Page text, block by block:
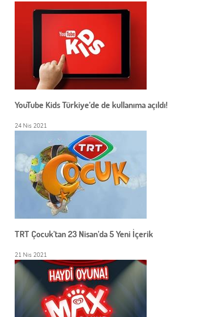
YouTube Kids Türkiye’de de kullanıma açıldı!
24 Nis 2021
TRT Çocuk’tan 23 Nisan’da 5 Yeni İçerik
21 Nis 2021